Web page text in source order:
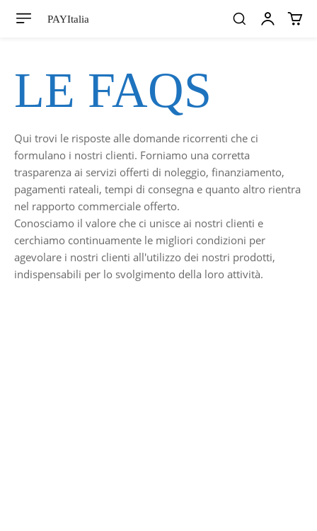
PAYItalia
LE FAQS
Qui trovi le risposte alle domande ricorrenti che ci
formulano i nostri clienti. Forniamo una corretta
trasparenza ai servizi offerti di noleggio, finanziamento,
pagamenti rateali, tempi di consegna e quanto altro rientra
nel rapporto commerciale offerto.
Conosciamo il valore che ci unisce ai nostri clienti e
cerchiamo continuamente le migliori condizioni per
agevolare i nostri clienti all'utilizzo dei nostri prodotti,
indispensabili per lo svolgimento della loro attività.